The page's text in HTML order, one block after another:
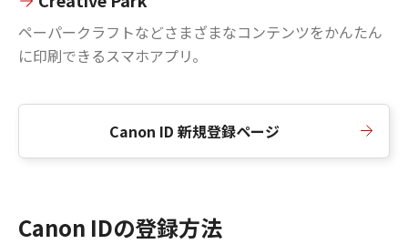
ペーパークラフトなどさまざまなコンテンツをかんたん
に印刷できるスマホアプリ。
Canon ID 新規登録ページ
Canon IDの登録方法